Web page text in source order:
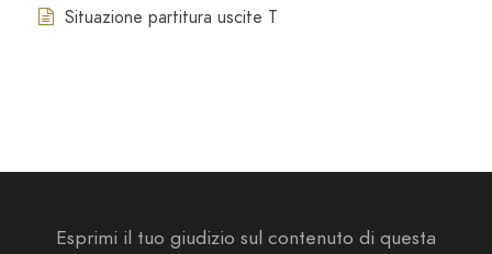
Situazione partitura uscite T
Esprimi il tuo giudizio sul contenuto di questa